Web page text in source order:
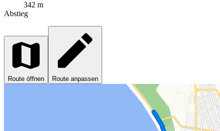
342 m
Abstieg
Route öffnen Route anpassen